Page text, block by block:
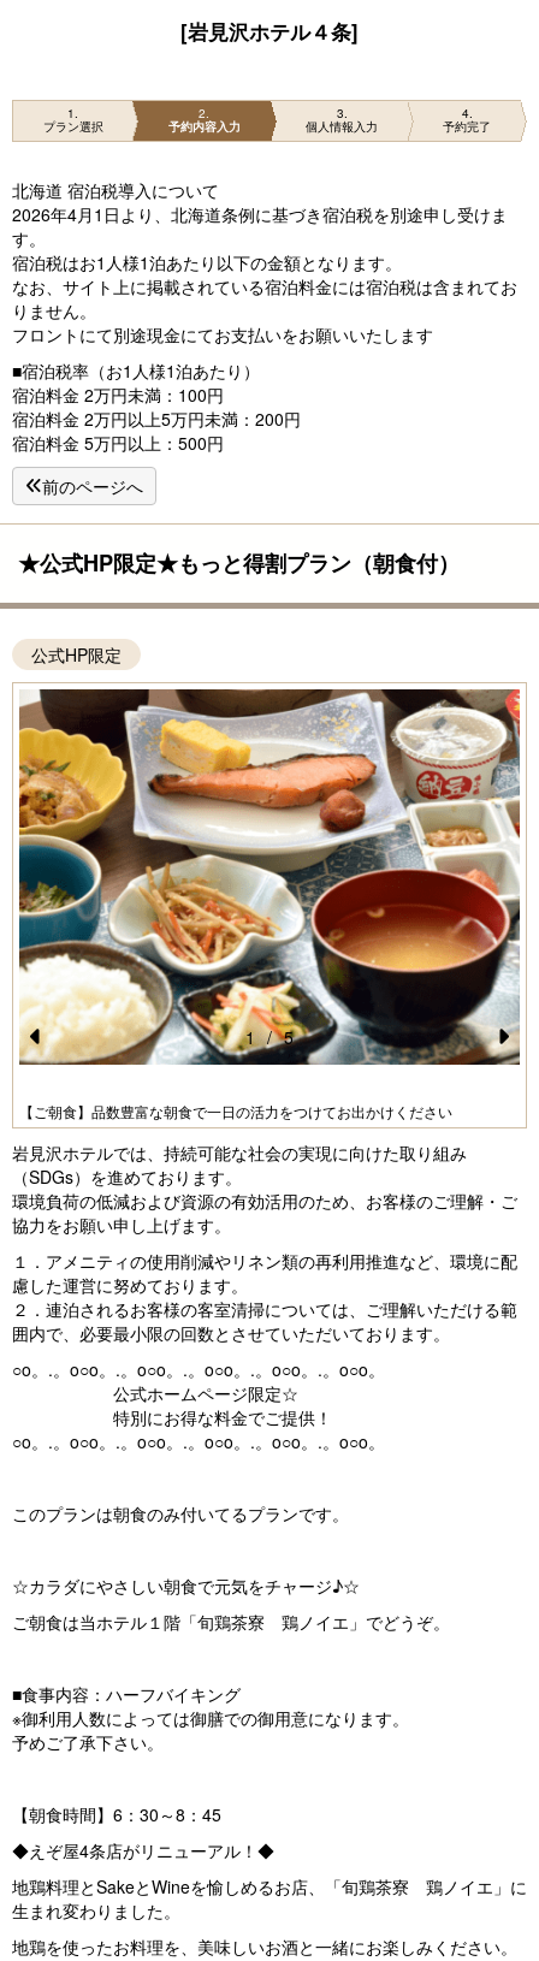
[岩見沢ホテル４条]
1
プラン選択
2
予約内容入力
3
個人情報入力
4
予約完了
北海道 宿泊税導入について
2026年4月1日より、北海道条例に基づき宿泊税を別途申し受けま
す。
宿泊税はお1人様1泊あたり以下の金額となります。
なお、サイト上に掲載されている宿泊料金には宿泊税は含まれてお
りません。
フロントにて別途現金にてお支払いをお願いいたします
■宿泊税率（お1人様1泊あたり）
宿泊料金 2万円未満：100円
宿泊料金 2万円以上5万円未満：200円
宿泊料金 5万円以上：500円
前のページへ
★公式HP限定★もっと得割プラン（朝食付）
公式HP限定
Pr
e
vi
o
u
s
【ご朝食】品数豊富な朝食で一日の活力をつけてお出かけください
N
xt
1 / 5
岩見沢ホテルでは、持続可能な社会の実現に向けた取り組み
（SDGs）を進めております。
環境負荷の低減および資源の有効活用のため、お客様のご理解・ご
協力をお願い申し上げます。
１．アメニティの使用削減やリネン類の再利用推進など、環境に配
慮した運営に努めております。
２．連泊されるお客様の客室清掃については、ご理解いただける範
囲内で、必要最小限の回数とさせていただいております。
○o。.。o○o。.。o○o。.。o○o。.。o○o。.。o○o。
公式ホームページ限定☆
特別にお得な料金でご提供！
○o。.。o○o。.。o○o。.。o○o。.。o○o。.。o○o。
このプランは朝食のみ付いてるプランです。
☆カラダにやさしい朝食で元気をチャージ♪☆
ご朝食は当ホテル１階「旬鶏茶寮 鶏ノイエ」でどうぞ。
■食事内容：ハーフバイキング
※御利用人数によっては御膳での御用意になります。
予めご了承下さい。
【朝食時間】6：30～8：45
◆えぞ屋4条店がリニューアル！◆
地鶏料理とSakeとWineを愉しめるお店、「旬鶏茶寮 鶏ノイエ」に
生まれ変わりました。
地鶏を使ったお料理を、美味しいお酒と一緒にお楽しみください。